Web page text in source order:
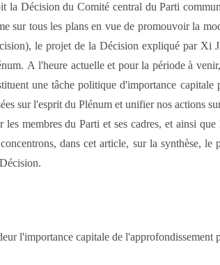
la Décision du Comité central du Parti
sur tous les plans en vue de promouvoir la
le projet de la Décision expliqué par Xi
A l'heure actuelle et pour la période à
une tâche politique d'importance
sur l'esprit du Plénum et unifier nos actions
membres du Parti et ses cadres, et ainsi
dans cet article, sur la synthèse,
l'importance capitale de l'approfondissement